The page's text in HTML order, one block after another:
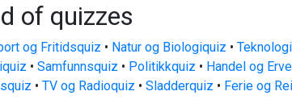
of quizzes
og Fritidsquiz • Natur og Biologiquiz •
• Samfunnsquiz • Politikkquiz • Handel og
• TV og Radioquiz • Sladderquiz • Ferie og